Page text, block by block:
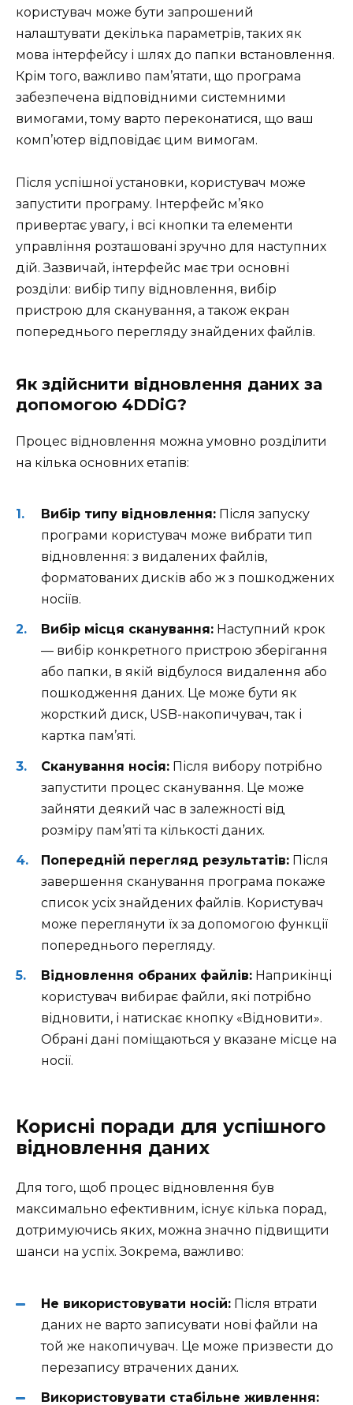
користувач може бути запрошений
налаштувати декілька параметрів, таких як
мова інтерфейсу і шлях до папки встановлення.
Крім того, важливо пам’ятати, що програма
забезпечена відповідними системними
вимогами, тому варто переконатися, що ваш
комп’ютер відповідає цим вимогам.
Після успішної установки, користувач може
запустити програму. Інтерфейс м’яко
привертає увагу, і всі кнопки та елементи
управління розташовані зручно для наступних
дій. Зазвичай, інтерфейс має три основні
розділи: вибір типу відновлення, вибір
пристрою для сканування, а також екран
попереднього перегляду знайдених файлів.
Як здійснити відновлення даних за
допомогою 4DDiG?
Процес відновлення можна умовно розділити
на кілька основних етапів:
Вибір типу відновлення: Після запуску
програми користувач може вибрати тип
відновлення: з видалених файлів,
форматованих дисків або ж з пошкоджених
носіїв.
Вибір місця сканування: Наступний крок
— вибір конкретного пристрою зберігання
або папки, в якій відбулося видалення або
пошкодження даних. Це може бути як
жорсткий диск, USB-накопичувач, так і
картка пам’яті.
Сканування носія: Після вибору потрібно
запустити процес сканування. Це може
зайняти деякий час в залежності від
розміру пам’яті та кількості даних.
Попередній перегляд результатів: Після
завершення сканування програма покаже
список усіх знайдених файлів. Користувач
може переглянути їх за допомогою функції
попереднього перегляду.
Відновлення обраних файлів: Наприкінці
користувач вибирає файли, які потрібно
відновити, і натискає кнопку «Відновити».
Обрані дані поміщаються у вказане місце на
носії.
Корисні поради для успішного
відновлення даних
Для того, щоб процес відновлення був
максимально ефективним, існує кілька порад,
дотримуючись яких, можна значно підвищити
шанси на успіх. Зокрема, важливо:
Не використовувати носій: Після втрати
даних не варто записувати нові файли на
той же накопичувач. Це може призвести до
перезапису втрачених даних.
Використовувати стабільне живлення: